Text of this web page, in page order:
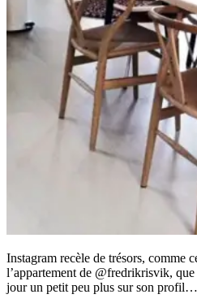
Instagram recèle de trésors, comme
l’appartement de @fredrikrisvik,
jour un petit peu plus sur son profil…